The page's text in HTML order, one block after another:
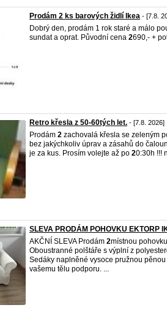
Prodám 2 ks barových židlí Ikea - [7.8.
Dobrý den, prodám 1 rok staré a málo
sundat a oprat. Původní cena 2690,- +
Retro křesla z 50-60tých let. - [7.8. 2026]
Prodám 2 zachovalá křesla se zeleným
bez jakýchkoliv úprav a zásahů do
je za kus. Prosím volejte až po 20:30h !!!
SLEVA PRODÁM POHOVKU EKTORP
AKČNÍ SLEVA Prodám 2místnou
Oboustranné polštáře s výplní z
Sedáky naplněné vysoce pružnou
vašemu tělu podporu. ...